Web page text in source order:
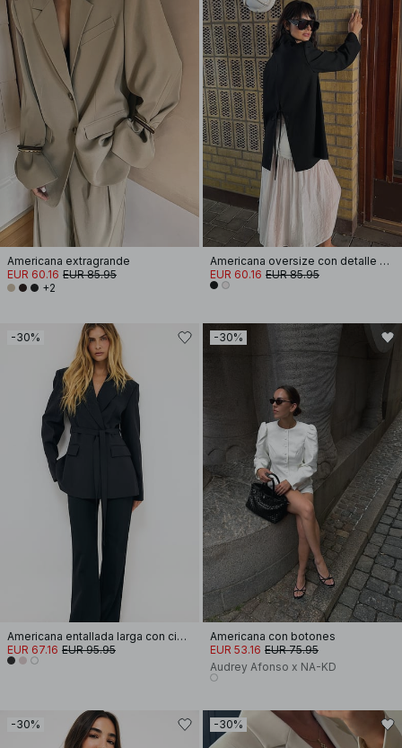
Americana extragrande
EUR 60.16 EUR 85.95
+2
Americana oversize con detalle de lazo en la espalda
EUR 60.16 EUR 85.95
-30%
Americana entallada larga con cinturón
EUR 67.16 EUR 95.95
-30%
Americana con botones
EUR 53.16 EUR 75.95
Audrey Afonso x NA-KD
-30% -30%